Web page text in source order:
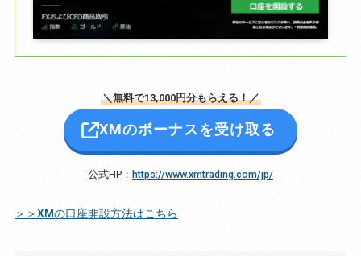
＼無料で13,000円分もらえる！／
XMのボーナスを受け取る
公式HP： https://www.xmtrading.com/jp/
＞＞XMの口座開設方法はこちら